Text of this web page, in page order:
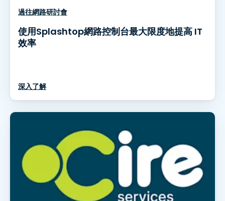
過往網路研討會
使用Splashtop網路控制台最大限度地提高 IT
效率
深入了解